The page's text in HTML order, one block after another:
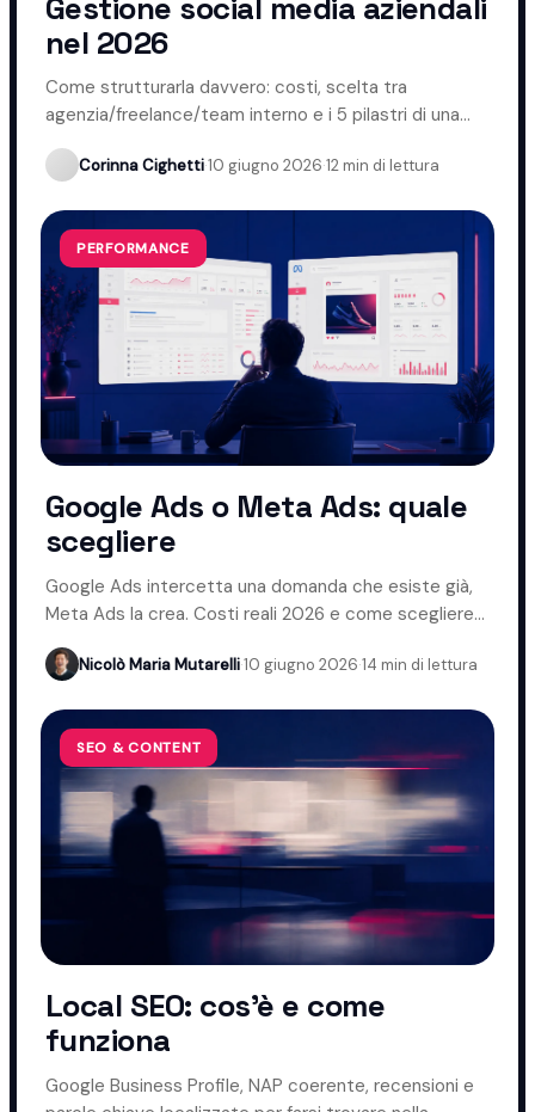
nel 2026
Come strutturarla davvero: costi, scelta tra
agenzia/freelance/team interno e i 5 pilastri di una
gestione che funziona.
Corinna Cighetti·10 giugno 2026·12 min di lettura
PERFORMANCE
Google Ads o Meta Ads: quale
scegliere
Google Ads intercetta una domanda che esiste già,
Meta Ads la crea. Costi reali 2026 e come scegliere
davvero.
Nicolò Maria Mutarelli·10 giugno 2026·14 min di lettura
SEO & CONTENT
Local SEO: cos'è e come
funziona
Google Business Profile, NAP coerente, recensioni e